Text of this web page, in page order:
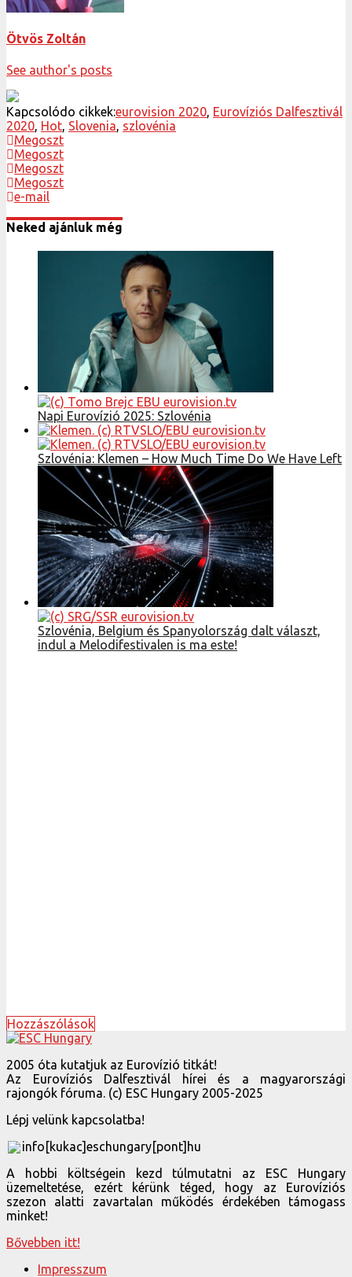
Ötvös Zoltán
See author's posts
Kapcsolódo cikkek:eurovision 2020 Eurovíziós Dalfesztivál
2020 Hot Slovenia szlovénia
Megoszt
Megoszt
Megoszt
Megoszt
e-mail
Neked ajánluk még
Napi Eurovízió 2025: Szlovénia
Szlovénia: Klemen – How Much Time Do We Have Left
Szlovénia, Belgium és Spanyolország dalt választ,
indul a Melodifestivalen is ma este!
Hozzászólások
2005 óta kutatjuk az Eurovízió titkát!
Az Eurovíziós Dalfesztivál hírei és a magyarországi
rajongók fóruma. (c) ESC Hungary 2005-2025
Lépj velünk kapcsolatba!
info[kukac]eschungary[pont]hu
A hobbi költségein kezd túlmutatni az ESC Hungary
üzemeltetése, ezért kérünk téged, hogy az Eurovíziós
szezon alatti zavartalan működés érdekében támogass
minket!
Bővebben itt!
Impresszum